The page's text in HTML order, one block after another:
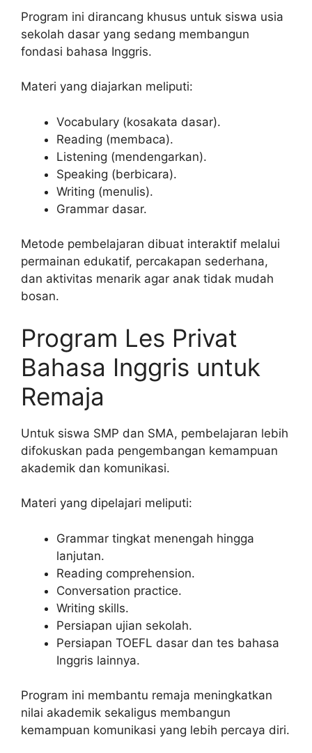
Program ini dirancang khusus untuk siswa usia
sekolah dasar yang sedang membangun
fondasi bahasa Inggris.
Materi yang diajarkan meliputi:
Vocabulary (kosakata dasar).
Reading (membaca).
Listening (mendengarkan).
Speaking (berbicara).
Writing (menulis).
Grammar dasar.
Metode pembelajaran dibuat interaktif melalui
permainan edukatif, percakapan sederhana,
dan aktivitas menarik agar anak tidak mudah
bosan.
Program Les Privat
Bahasa Inggris untuk
Remaja
Untuk siswa SMP dan SMA, pembelajaran lebih
difokuskan pada pengembangan kemampuan
akademik dan komunikasi.
Materi yang dipelajari meliputi:
Grammar tingkat menengah hingga
lanjutan.
Reading comprehension.
Conversation practice.
Writing skills.
Persiapan ujian sekolah.
Persiapan TOEFL dasar dan tes bahasa
Inggris lainnya.
Program ini membantu remaja meningkatkan
nilai akademik sekaligus membangun
kemampuan komunikasi yang lebih percaya diri.